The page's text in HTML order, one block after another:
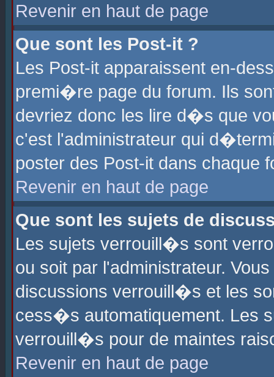
Revenir en haut de page
Que sont les Post-it ?
Les Post-it apparaissent en-
premi�re page du forum. Ils
devriez donc les lire d�s que
c'est l'administrateur qui
poster des Post-it dans chaque
Revenir en haut de page
Que sont les sujets de
Les sujets verrouill�s sont
ou soit par l'administrateur.
discussions verrouill�s et les
cess�s automatiquement. Les
verrouill�s pour de maintes
Revenir en haut de page